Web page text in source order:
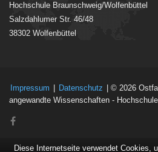
Hochschule Braunschweig/Wolfenbüttel
Salzdahlumer Str. 46/48
38302 Wolfenbüttel
Impressum Datenschutz
| © 2026
angewandte Wissenschaften -
Diese Internetseite verwendet Cookies,